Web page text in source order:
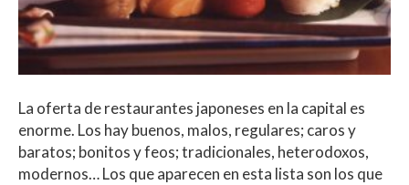
La oferta de restaurantes japoneses en la capital es
enorme. Los hay buenos, malos, regulares; caros y
baratos; bonitos y feos; tradicionales, heterodoxos,
modernos… Los que aparecen en esta lista son los que